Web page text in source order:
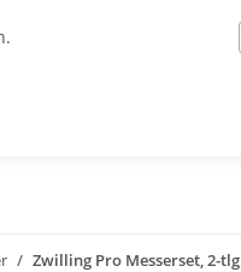
Zwilling Pro Messerset, 2-